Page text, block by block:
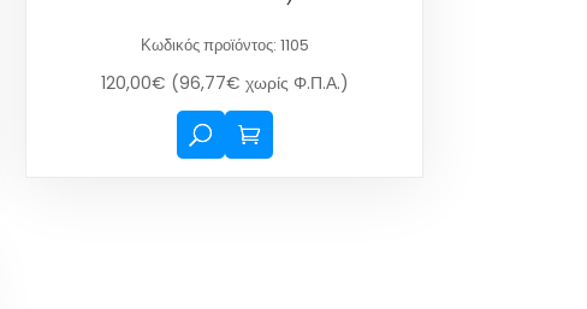
Κωδικός προϊόντος: 1105
120,00€ (96,77€ χωρίς Φ.Π.Α.)